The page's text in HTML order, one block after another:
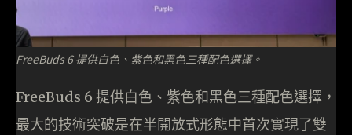
FreeBuds 6 提供白色、紫色和黑色三種配色選擇。
FreeBuds 6 提供白色、紫色和黑色三種配色選擇，
最大的技術突破是在半開放式形態中首次實現了雙